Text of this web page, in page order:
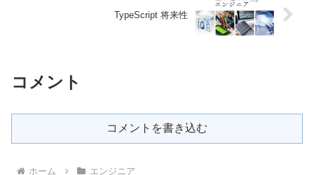
TypeScript 将来性
コメント
コメントを書き込む
ホーム エンジニア